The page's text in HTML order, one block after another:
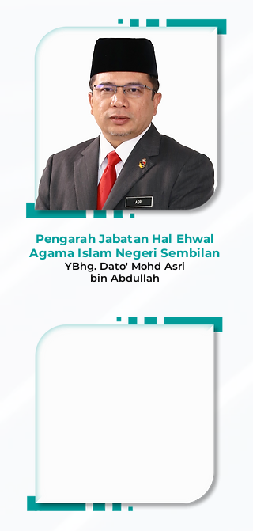
Pengarah Jabatan Hal Ehwal
Agama Islam Negeri Sembilan
YBhg. Dato' Mohd Asri
bin Abdullah